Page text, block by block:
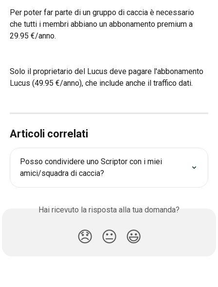
Per poter far parte di un gruppo di caccia è necessario
che tutti i membri abbiano un abbonamento premium a
29.95 €/anno.
Solo il proprietario del Lucus deve pagare l'abbonamento
Lucus (49.95 €/anno), che include anche il traffico dati.
Articoli correlati
Posso condividere uno Scriptor con i miei
amici/squadra di caccia?
Hai ricevuto la risposta alla tua domanda?
😞 😐 😃